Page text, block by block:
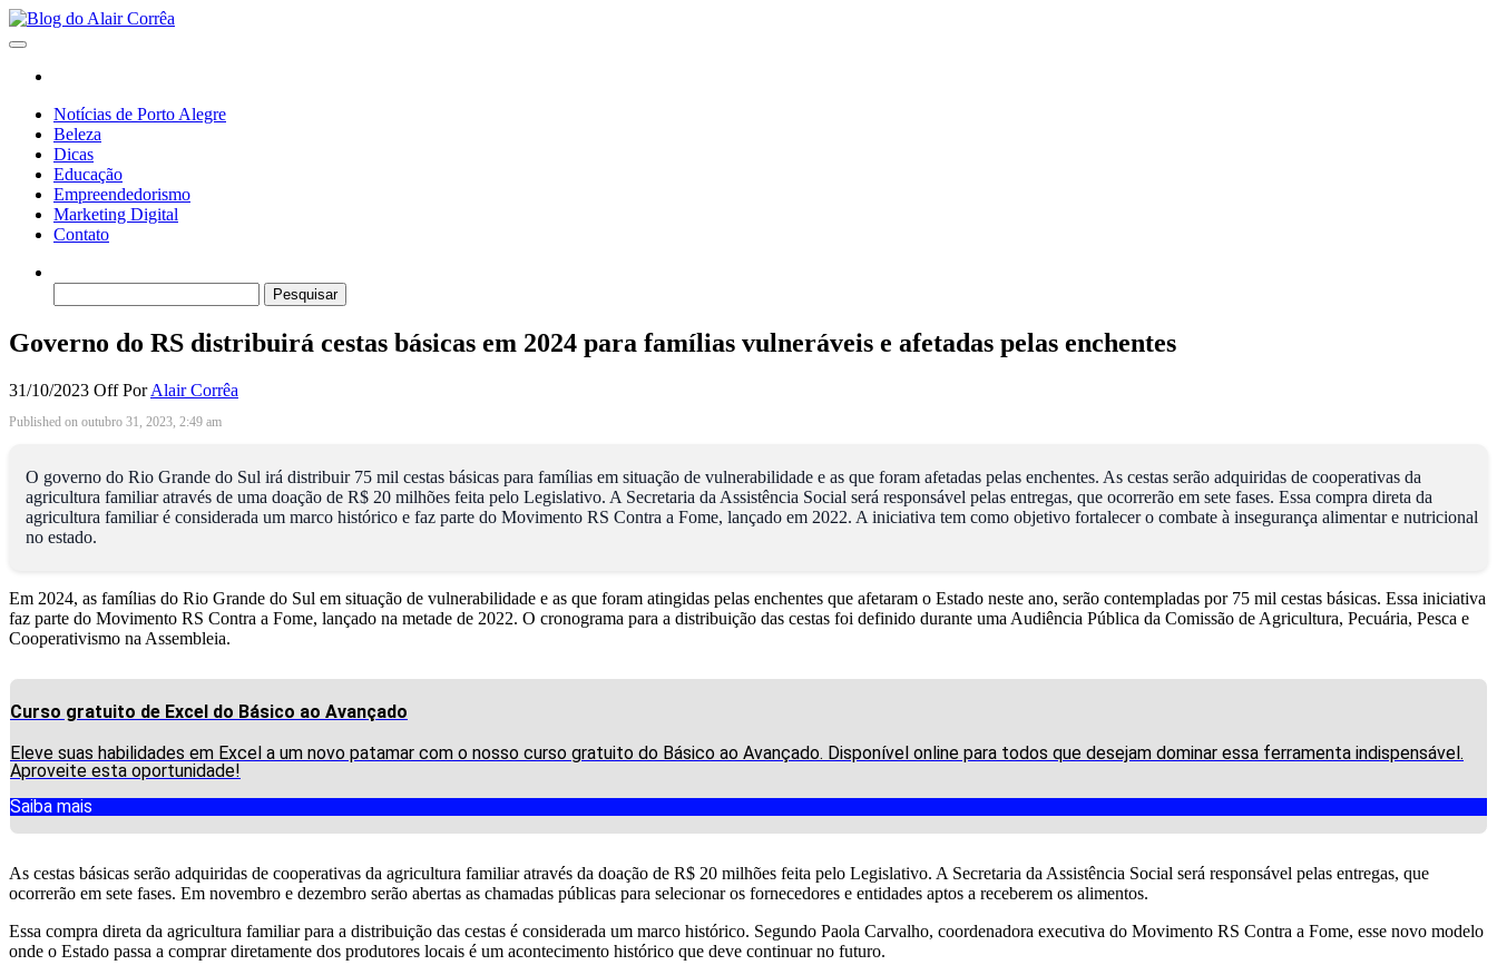
Skip
to
content
Notícias de Porto Alegre
Beleza
Dicas
Educação
Empreendedorismo
Marketing Digital
Contato
por:
Governo do RS distribuirá cestas básicas em 2024 para famílias vulneráveis e afetadas pelas enchentes
31/10/2023 OffPor Alair Corrêa
Published on outubro 31, 2023, 2:49 am
O governo do Rio Grande do Sul irá distribuir 75 mil cestas básicas para famílias em situação de vulnerabilidade e as que foram afetadas pelas enchentes. As cestas serão adquiridas de cooperativas da
agricultura familiar através de uma doação de R$ 20 milhões feita pelo Legislativo. A Secretaria da Assistência Social será responsável pelas entregas, que ocorrerão em sete fases. Essa compra direta da
agricultura familiar é considerada um marco histórico e faz parte do Movimento RS Contra a Fome, lançado em 2022. A iniciativa tem como objetivo fortalecer o combate à insegurança alimentar e nutricional
no estado.
Em 2024, as famílias do Rio Grande do Sul em situação de vulnerabilidade e as que foram atingidas pelas enchentes que afetaram o Estado neste ano, serão contempladas por 75 mil cestas básicas. Essa iniciativa
faz parte do Movimento RS Contra a Fome, lançado na metade de 2022. O cronograma para a distribuição das cestas foi definido durante uma Audiência Pública da Comissão de Agricultura, Pecuária, Pesca e
Cooperativismo na Assembleia.
Curso gratuito de Excel do Básico ao Avançado
Eleve suas habilidades em Excel a um novo patamar com o nosso curso gratuito do Básico ao Avançado. Disponível online para todos que desejam dominar essa ferramenta indispensável.
Aproveite esta oportunidade!
Saiba mais
As cestas básicas serão adquiridas de cooperativas da agricultura familiar através da doação de R$ 20 milhões feita pelo Legislativo. A Secretaria da Assistência Social será responsável pelas entregas, que
ocorrerão em sete fases. Em novembro e dezembro serão abertas as chamadas públicas para selecionar os fornecedores e entidades aptos a receberem os alimentos.
Essa compra direta da agricultura familiar para a distribuição das cestas é considerada um marco histórico. Segundo Paola Carvalho, coordenadora executiva do Movimento RS Contra a Fome, esse novo modelo
onde o Estado passa a comprar diretamente dos produtores locais é um acontecimento histórico que deve continuar no futuro.